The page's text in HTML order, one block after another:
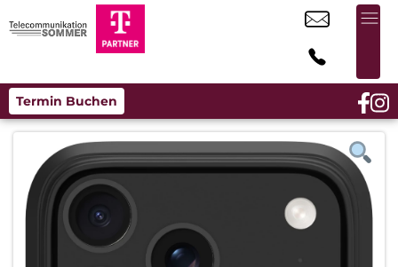
Termin Buchen